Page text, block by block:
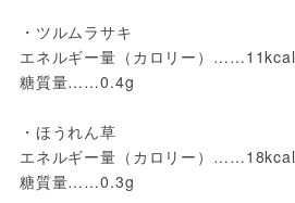
・ツルムラサキ
エネルギー量（カロリー）……11kcal
糖質量……0.4g
・ほうれん草
エネルギー量（カロリー）……18kcal
糖質量……0.3g